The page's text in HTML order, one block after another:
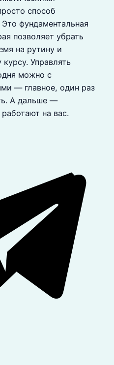
способ
фундаментальная
позволяет убрать
на рутину и
Управлять
можно с
— главное, один раз
А дальше —
на вас.